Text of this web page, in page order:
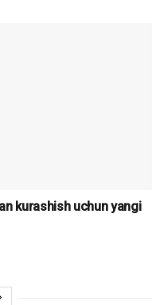
kurashish uchun yangi